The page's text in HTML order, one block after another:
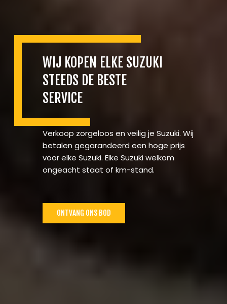
WIJ KOPEN ELKE SUZUKI
STEEDS DE BESTE
SERVICE
Verkoop zorgeloos en veilig je Suzuki. Wij
betalen gegarandeerd een hoge prijs
voor elke Suzuki. Elke Suzuki welkom
ongeacht staat of km-stand.
ONTVANG ONS BOD